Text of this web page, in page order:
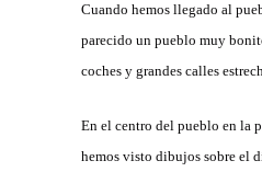
Cuando hemos llegado al
parecido un pueblo muy
coches y grandes calles
En el centro del pueblo en la
hemos visto dibujos sobre el